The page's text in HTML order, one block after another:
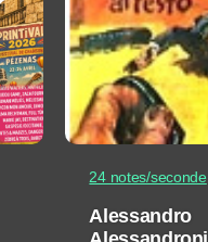
24 notes/seconde
Alessandro